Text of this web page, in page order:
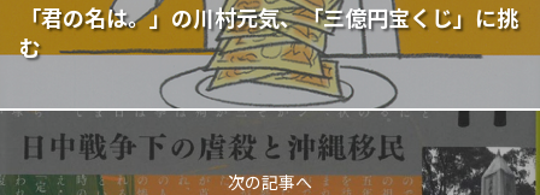
「君の名は。」の川村元気、「三億円宝くじ」に挑
む
次の記事へ